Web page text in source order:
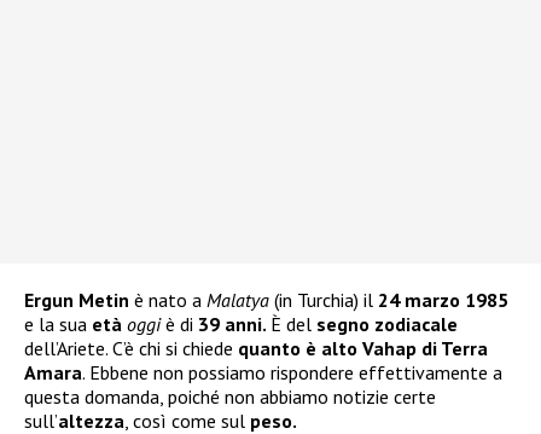
Ergun Metin è nato a Malatya (in Turchia) il 24 marzo 1985
e la sua età oggiè di 39 anni. È del segno zodiacale
dell’Ariete. C’è chi si chiede quanto è alto Vahap di Terra
Amara. Ebbene non possiamo rispondere effettivamente a
questa domanda, poiché non abbiamo notizie certe
sull’altezza , così come sul peso.